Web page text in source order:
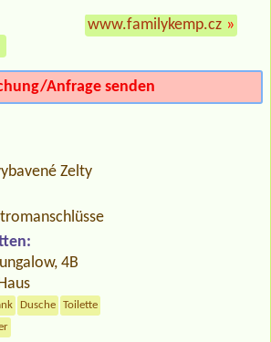
www.familykemp.cz »
Anfrage senden
Zelty
4B
Dusche
Toilette